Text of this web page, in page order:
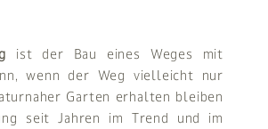
ist der Bau eines Weges mit
wenn der Weg vielleicht nur
Garten erhalten bleiben
seit Jahren im Trend und im